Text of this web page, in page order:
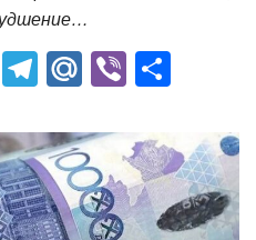
O
T
e
gr
a
M
.R
u
Vi
er п
р
а